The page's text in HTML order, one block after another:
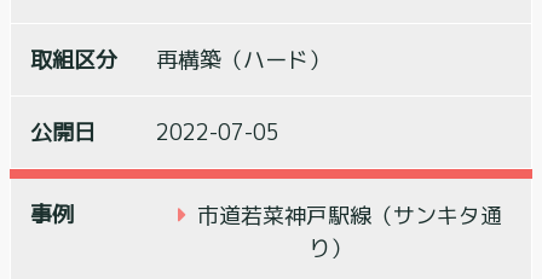
再構築（ハード）
2022-07-05
市道若菜神戸駅線（サンキタ通
り）